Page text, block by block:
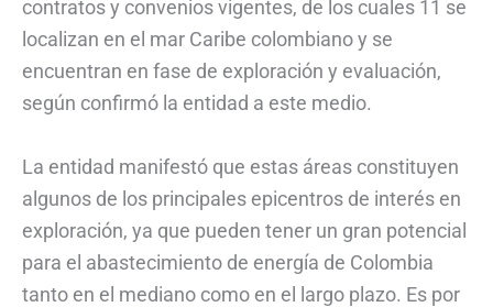
contratos y convenios vigentes, de los cuales 11 se
localizan en el mar Caribe colombiano y se
encuentran en fase de exploración y evaluación,
según confirmó la entidad a este medio.
La entidad manifestó que estas áreas constituyen
algunos de los principales epicentros de interés en
exploración, ya que pueden tener un gran potencial
para el abastecimiento de energía de Colombia
tanto en el mediano como en el largo plazo. Es por